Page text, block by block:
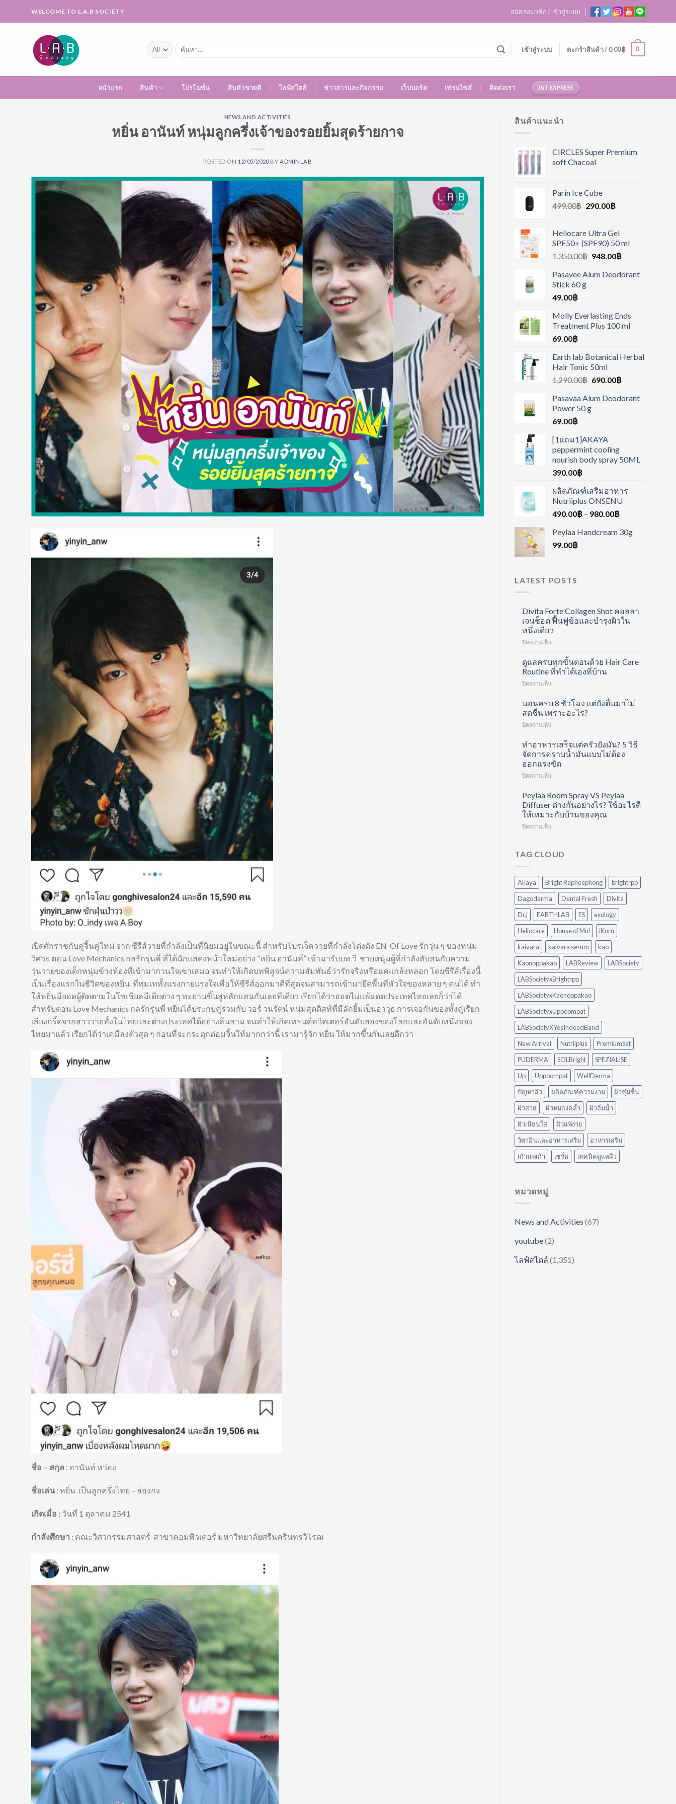
WELCOME TO L.A.B SOCIETY สมัครสมาชิก / เข้าสู่ระบบ
ค้นหา:
เข้าสู่ระบบ ตะกร้าสินค้า / 0.00฿ 0
หน้าแรก สินค้า โปรโมชั่น สินค้าขายดี ไลฟ์สไตล์ ข่าวสารและกิจกรรม เว็บบอร์ด เฟรนไชส์ ติดต่อเรา J&T EXPRESS
NEWS AND ACTIVITIES
หยิ่น อานันท์ หนุ่มลูกครึ่งเจ้าของรอยยิ้มสุดร้ายกาจ
POSTED ON 12/05/2020BY ADMINLAB
เปิดศักราชกับคู่จิ้นคู่ใหม่ จาก ซีรีส์วายที่กำลังเป็นที่นิยมอยู่ในขณะนี้ สำหรับโปรเจ็ควายที่กำลังโด่งดัง EN Of Love รักวุ่น ๆ ของหนุ่ม
วิศวะ ตอน Love Mechanics กลรักรุ่นพี่ ที่ได้นักแสดงหน้าใหม่อย่าง “หยิ่น อานันท์” เข้ามารับบท วี ชายหนุ่มผู้ที่กำลังสับสนกับความ
วุ่นวายของเด็กหนุ่มข้างห้องที่เข้ามากวนใจเขาเสมอ จนทำให้เกิดบทพิสูจน์ความสัมพันธ์ว่ารักจริงหรือแค่แกล้งหลอก โดยซีรีส์เรื่องนี้
เป็นเรื่องแรกในชีวิตของหยิ่น ที่ทุ่มเททั้งแรงกายแรงใจเพื่อให้ซีรีส์ออกมาดีที่สุดจนสามารถเข้ามายึดพื้นที่หัวใจของหลาย ๆ คนได้ ทำ
ให้หยิ่นมียอดผู้ติดตามในโซเชียลมีเดียต่าง ๆ ทะยานขึ้นสู่หลักแสนกันเลยทีเดียว เรียกได้ว่าฮอตไม่แพ้แดดประเทศไทยเลยก็ว่าได้
สำหรับตอน Love Mechanics กลรักรุ่นพี่ หยิ่นได้ประกบคู่ร่วมกับ วอร์ วนรัตน์ หนุ่มสุดติสท์ที่มีลักยิ้มเป็นอาวุธ การเจอกันของทั้งคู่เรียก
เสียงกรี้ดจากสาววายทั้งในไทยและต่างประเทศได้อย่างล้นลาม จนทำให้เกิดเทรนด์ทวิตเตอร์อันดับสองของโลกและอันดับหนึ่งของ
ไทยมาแล้ว เรียกได้ว่าเคมีลงตัวสุด ๆ ก่อนที่จะกระตุกต่อมจิ้นให้มากกว่านี้ เรามารู้จัก หยิ่น ให้มากขึ้นกันเลยดีกว่า
ชื่อ – สกุล : อานันท์ หว่อง
ชื่อเล่น : หยิ่น เป็นลูกครึ่งไทย – ฮ่องกง
เกิดเมื่อ : วันที่ 1 ตุลาคม 2541
กำลังศึกษา : คณะวิศวกรรมศาสตร์ สาขาคอมพิวเตอร์ มหาวิทยาลัยศรีนครินทรวิโรฒ
สินค้าแนะนำ
CIRCLES Super Premium
soft Chacoal
Parin Ice Cube
499.00฿ 290.00฿
Heliocare Ultra Gel
SPF50+ (SPF90) 50 ml
1,350.00฿ 948.00฿
Pasavee Alum Deodorant
Stick 60 g
49.00฿
Molly Everlasting Ends
Treatment Plus 100 ml
69.00฿
Earth lab Botanical Herbal
Hair Tonic 50ml
1,290.00฿ 690.00฿
Pasavaa Alum Deodorant
Power 50 g
69.00฿
[1แถม1]AKAYA
peppermint cooling
nourish body spray 50ML
390.00฿
ผลิตภัณฑ์เสริมอาหาร
Nutriiplus ONSENU
490.00฿ – 980.00฿
Peylaa Handcream 30g
99.00฿
LATEST POSTS
Divita Forte Collagen Shot คอลลา
เจนช็อต ฟื้นฟูข้อและบำรุงผิวใน
หนึ่งเดียว
ปิดความเห็น
Collagen
Shot
คอ
ลา
เจน
ฟื้นฟู
และ
บำรุง
ผิว
หนึ่ง
ดูแลครบทุกขั้นตอนด้วย Hair Care
Routine ที่ทำได้เองที่บ้าน
ปิดความเห็น
ครบ
ขั้น
ตอน
Hair
Care
Routine
ที่
ทำได้
ที่
บ้าน
นอนครบ 8 ชั่วโมง แต่ยังตื่นมาไม่
สดชื่น เพราะอะไร?
ปิดความเห็น
ชั่วโมง
แต่
ยัง
ไม่
สดชื่น
เพราะ
อะไร?
ทำอาหารเสร็จแต่ครัวยังมัน? 5 วิธี
จัดการคราบน้ำมันแบบไม่ต้อง
ออกแรงขัด
ปิดความเห็น
เสร็จ
แต่
ครัว
ยัง
วิธี
น้ำมัน
แบบ
ไม่
ต้อง
ออกแรง
ขัด
Peylaa Room Spray VS Peylaa
Diffuser ต่างกันอย่างไร? ใช้อะไรดี
ให้เหมาะกับบ้านของคุณ
ปิดความเห็น
Spray
Diffuser
ต่าง
กัน
อย่างไร?
ใช้
อะไร
ดี
ให้
เหมาะ
กับ
บ้าน
ของ
คุณ
TAG CLOUD
Akaya Bright Rapheephong
brightrpp
Dagoderma
Dental Fresh
Divita
Dr.j
EARTHLAB ES
exology
Heliocare
House of Mul
iKorn
kaivara
kaivara serum
kao
Kaonoppakao
LABReview
LABSociety
LABSocietyxBrightrpp
LABSocietyxKaonoppakao
LABSocietyxUppoompat
LABSocietyXYesIndeedBand
New Arrival
Nutriiplus
PremiumSet
PUDERMA
SOLBright
SPEZIALISE
Up
Uppoompat
WellDerma
ปัญหาสิว
ผลิตภัณฑ์ความงาม
ผิวชุ่มชื้น
ผิวสวย
ผิวหมองคล้ำ
ผิวอิ่มน้ำ
ผิวเนียนใส
ผิวแพ้ง่าย
วิตามินและอาหารเสริม
อาหารเสริม
เก้านพเก้า
เซรั่ม เทคนิคดูแลผิว
หมวดหมู่
News and Activities (67)
youtube(2)
ไลฟ์สไตล์ (1,351)